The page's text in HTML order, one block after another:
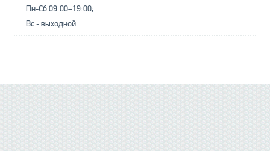
Пн-Сб 09:00–19:00;
Вс - выходной